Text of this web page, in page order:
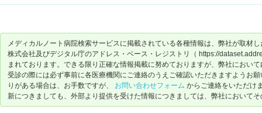
平日は夜7時まで(午後休診の曜日もあり)土曜も午前中診療してくれ
メディカルノート病院検索サービスに掲載されている各種情報は、弊社が取材
株式会社及びデジタル庁のアドレス・ベース・レジストリ（ https://
まれております。できる限り正確な情報掲載に努めておりますが、弊社におい
受診の際には必ず事前に各医療機関にご連絡のうえご確認いただきますようお
りがある場合は、お手数ですが、 お問い合わせフォーム からご連絡をいただけ
新につきましても、外部より提供を受けた情報につきましては、弊社において